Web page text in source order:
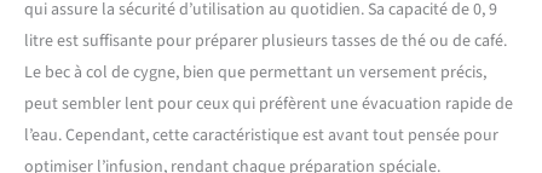
always at your fingertips.
BREW WITH CONFIDENCE:
Guide Mode lets you select a
preset temperature for
different coffee styles and
tea, so every cup tastes its
best. Plus, a Brew
qui assure la sécurité d’utilisation au quotidien. Sa capacité de 0, 9
litre est suffisante pour préparer plusieurs tasses de thé ou de café.
Le bec à col de cygne, bien que permettant un versement précis,
peut sembler lent pour ceux qui préfèrent une évacuation rapide de
l’eau. Cependant, cette caractéristique est avant tout pensée pour
optimiser l’infusion, rendant chaque préparation spéciale.